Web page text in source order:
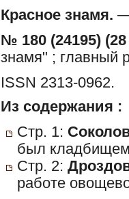
Красное знамя. —
№ 180 (24195)
знамя" ; главный
ISSN 2313-0962.
Из содержания :
Стр. 1:
был кладбищем
Стр. 2:
работе